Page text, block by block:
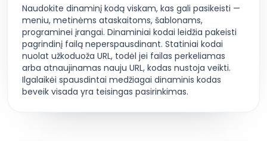
Naudokite dinaminį kodą viskam, kas gali pasikeisti —
meniu, metinėms ataskaitoms, šablonams,
programinei įrangai. Dinaminiai kodai leidžia pakeisti
pagrindinį failą neperspausdinant. Statiniai kodai
nuolat užkoduoža URL, todėl jei failas perkeliamas
arba atnaujinamas nauju URL, kodas nustoja veikti.
Ilgalaikėi spausdintai medžiagai dinaminis kodas
beveik visada yra teisingas pasirinkimas.